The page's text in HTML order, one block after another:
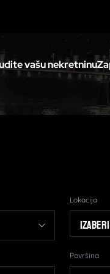
vašu nekretninu
Lokacija
Površina